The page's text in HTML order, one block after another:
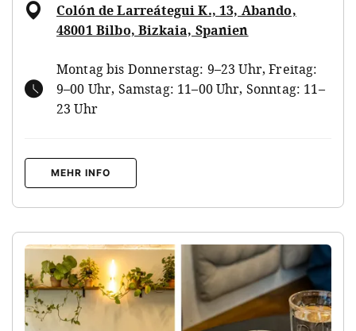
Colón de Larreátegui K., 13, Abando,
48001 Bilbo, Bizkaia, Spanien
Montag bis Donnerstag: 9–23 Uhr, Freitag:
9–00 Uhr, Samstag: 11–00 Uhr, Sonntag: 11–
23 Uhr
MEHR INFO